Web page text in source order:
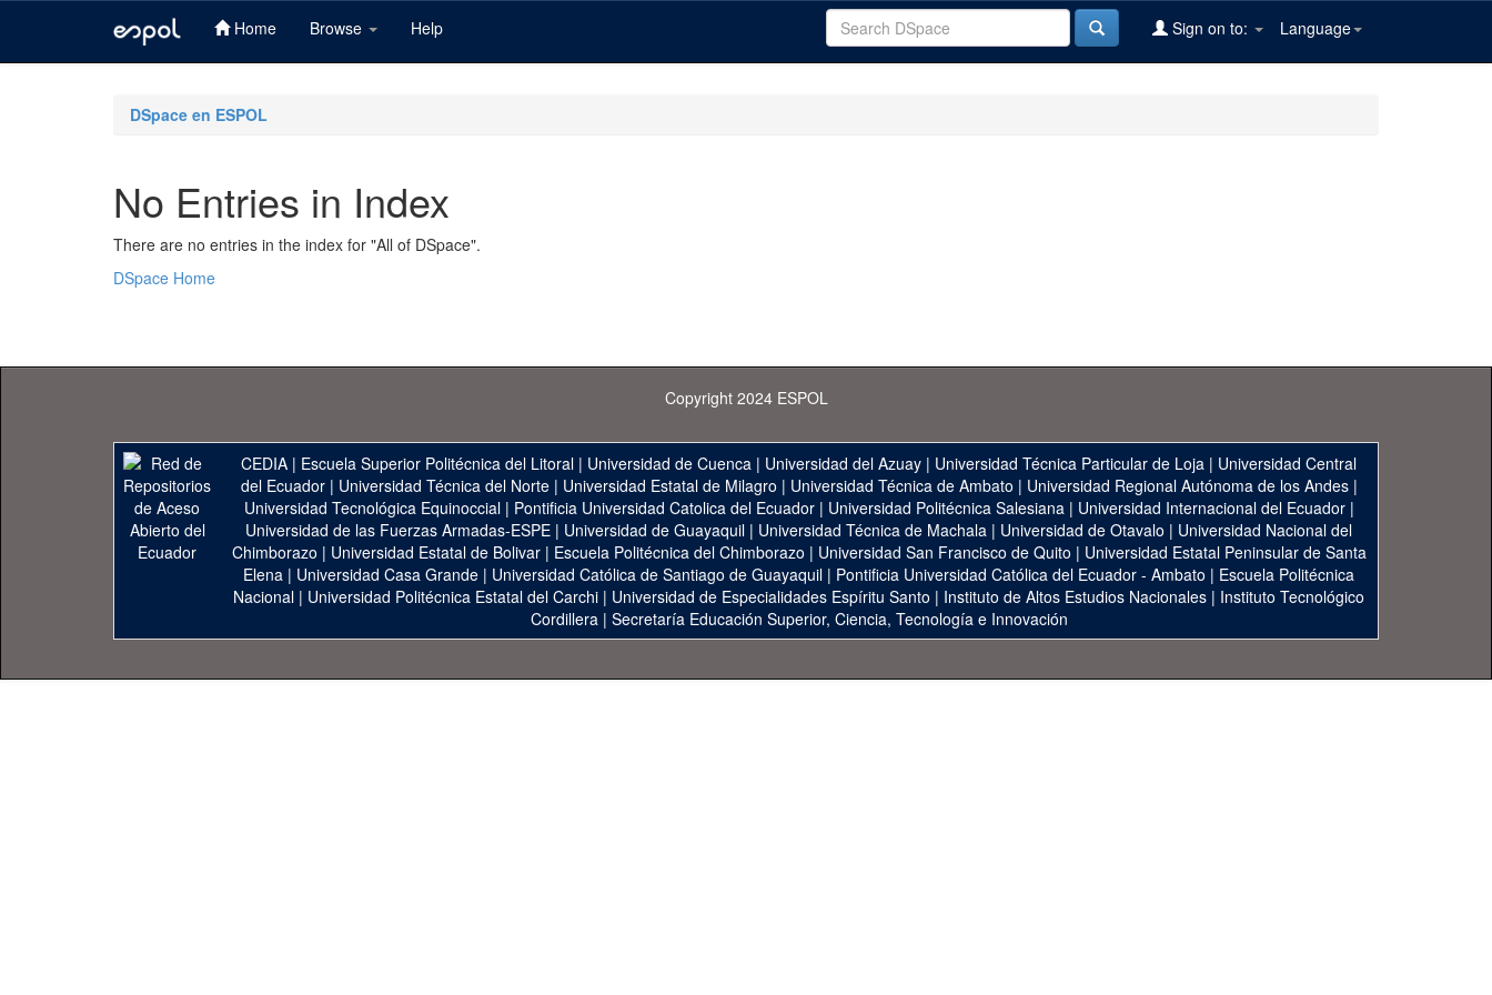
Home Browse Help Language
Sign on to:
DSpace en ESPOL
No Entries in Index
There are no entries in the index for "All of DSpace".
DSpace Home
Copyright 2024 ESPOL
CEDIA | Escuela Superior Politécnica del Litoral | Universidad de Cuenca | Universidad del Azuay | Universidad Técnica Particular de Loja | Universidad Central
del Ecuador| Universidad Técnica del Norte| Universidad Estatal de Milagro | Universidad Técnica de Ambato | Universidad Regional Autónoma de los Andes|
Universidad Tecnológica Equinoccial| Pontificia Universidad Catolica del Ecuador| Universidad Politécnica Salesiana| Universidad Internacional del Ecuador|
Universidad de las Fuerzas Armadas-ESPE | Universidad de Guayaquil | Universidad Técnica de Machala | Universidad de Otavalo | Universidad Nacional del
Chimborazo | Universidad Estatal de Bolivar| Escuela Politécnica del Chimborazo | Universidad San Francisco de Quito | Universidad Estatal Peninsular de Santa
Elena | Universidad Casa Grande | Universidad Católica de Santiago de Guayaquil | Pontificia Universidad Católica del Ecuador - Ambato | Escuela Politécnica
Nacional | Universidad Politécnica Estatal del Carchi | Universidad de Especialidades Espíritu Santo | Instituto de Altos Estudios Nacionales | Instituto Tecnológico
Cordillera| Secretaría Educación Superior, Ciencia, Tecnología e Innovación